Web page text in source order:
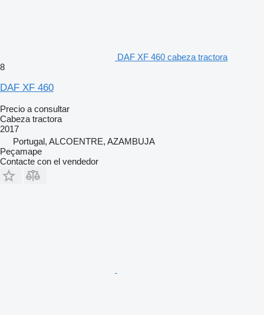
DAF XF 460 cabeza tractora
8
DAF XF 460
Precio a consultar
Cabeza tractora
2017
Portugal, ALCOENTRE, AZAMBUJA
Peçamape
Contacte con el vendedor